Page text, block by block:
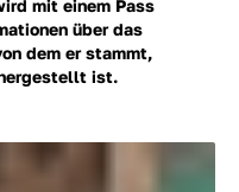
mit einem Pass
über das
dem er stammt,
ist.